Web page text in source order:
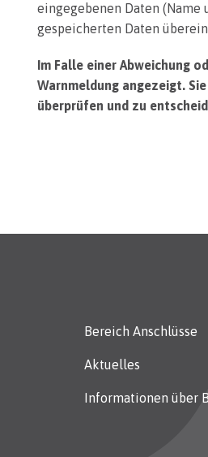
eingegebenen Daten (Name
gespeicherten Daten
Im Falle einer Abweichung
Warnmeldung angezeigt.
überprüfen und zu
Bereich Anschlüsse
Aktuelles
Informationen über